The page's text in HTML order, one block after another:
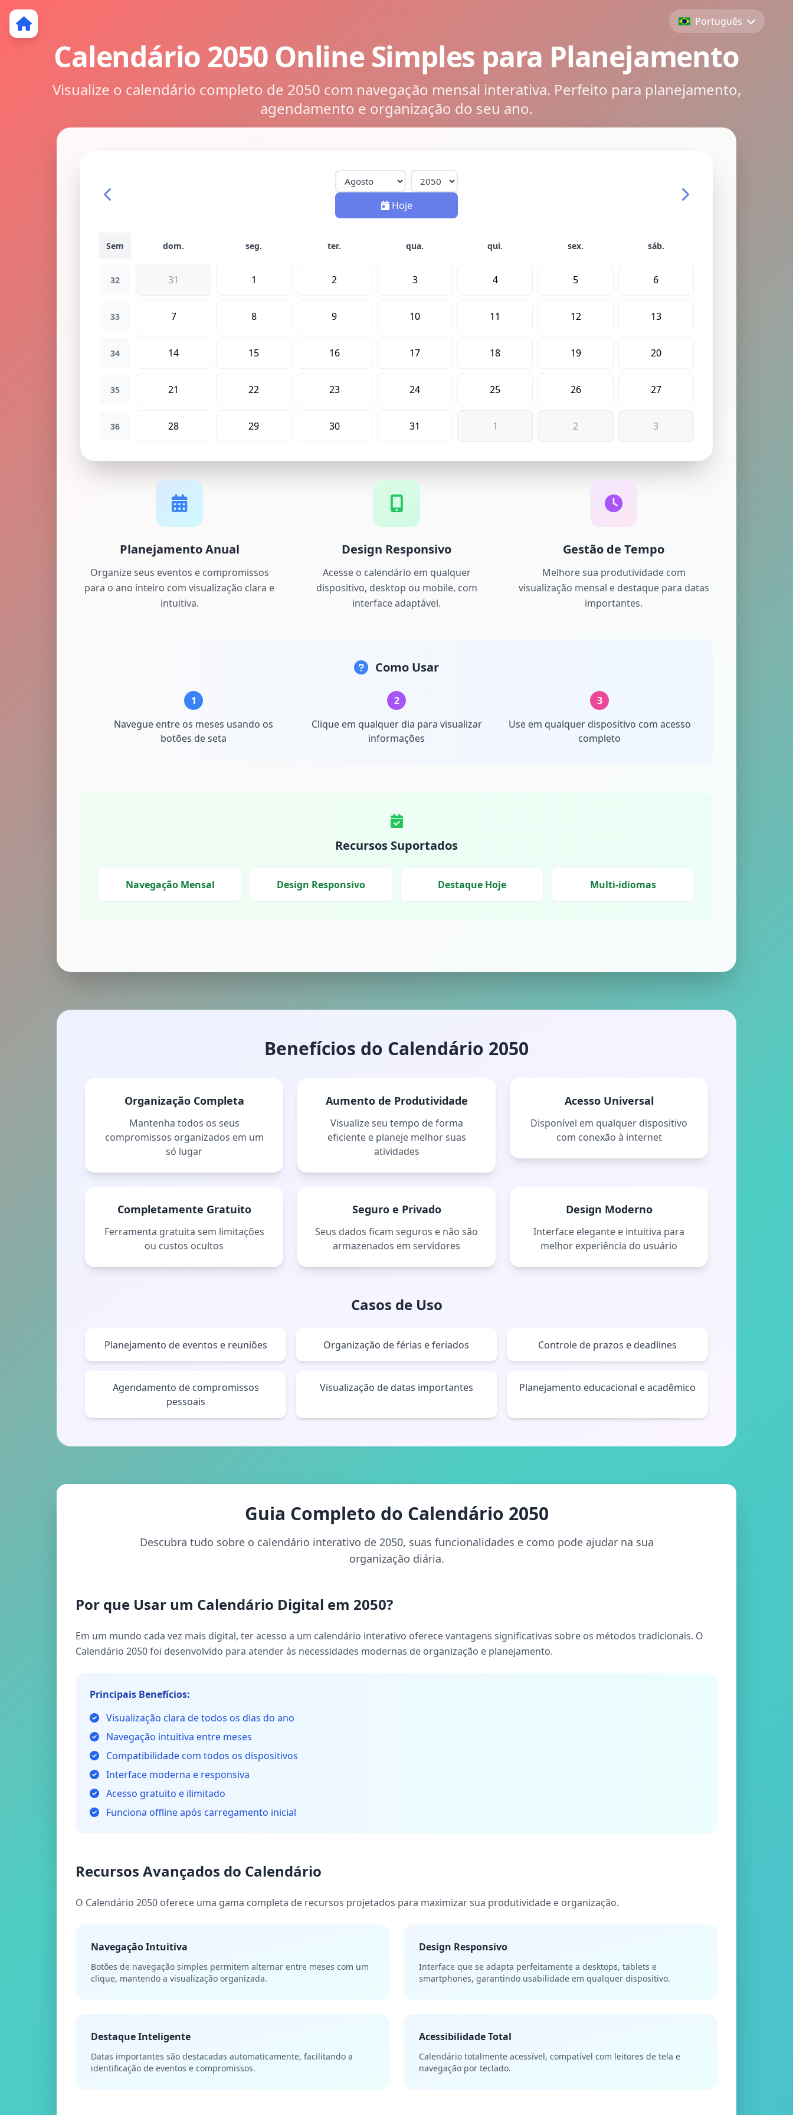
Português
Calendário 2050 Online Simples para Planejamento
Visualize o calendário completo de 2050 com navegação mensal interativa. Perfeito para planejamento,
agendamento e organização do seu ano.
Hoje
Sem
32 31 1 2 3 4 5 6
33 7 8 9 10 11 12 13
34 14 15 16 17 18 19 20
35 21 22 23 24 25 26 27
36 28 29 30 31 1 2 3
Planejamento Anual
Organize seus eventos e compromissos
para o ano inteiro com visualização clara e
intuitiva.
Design Responsivo
Acesse o calendário em qualquer
dispositivo, desktop ou mobile, com
interface adaptável.
Gestão de Tempo
Melhore sua produtividade com
visualização mensal e destaque para datas
importantes.
Como Usar
1
Navegue entre os meses usando os
botões de seta
2
Clique em qualquer dia para visualizar
informações
3
Use em qualquer dispositivo com acesso
completo
Recursos Suportados
Navegação Mensal Design Responsivo Destaque Hoje Multi-idiomas
Benefícios do Calendário 2050
Organização Completa
Mantenha todos os seus
compromissos organizados em um
só lugar
Aumento de Produtividade
Visualize seu tempo de forma
eficiente e planeje melhor suas
atividades
Acesso Universal
Disponível em qualquer dispositivo
com conexão à internet
Completamente Gratuito
Ferramenta gratuita sem limitações
ou custos ocultos
Seguro e Privado
Seus dados ficam seguros e não são
armazenados em servidores
Design Moderno
Interface elegante e intuitiva para
melhor experiência do usuário
Casos de Uso
Planejamento de eventos e reuniões Organização de férias e feriados Controle de prazos e deadlines
Agendamento de compromissos
pessoais
Visualização de datas importantes Planejamento educacional e acadêmico
Guia Completo do Calendário 2050
Descubra tudo sobre o calendário interativo de 2050, suas funcionalidades e como pode ajudar na sua
organização diária.
Por que Usar um Calendário Digital em 2050?
Em um mundo cada vez mais digital, ter acesso a um calendário interativo oferece vantagens significativas sobre os métodos tradicionais. O
Calendário 2050 foi desenvolvido para atender às necessidades modernas de organização e planejamento.
Principais Benefícios:
Visualização clara de todos os dias do ano
Navegação intuitiva entre meses
Compatibilidade com todos os dispositivos
Interface moderna e responsiva
Acesso gratuito e ilimitado
Funciona offline após carregamento inicial
Recursos Avançados do Calendário
O Calendário 2050 oferece uma gama completa de recursos projetados para maximizar sua produtividade e organização.
Navegação Intuitiva
Botões de navegação simples permitem alternar entre meses com um
clique, mantendo a visualização organizada.
Design Responsivo
Interface que se adapta perfeitamente a desktops, tablets e
smartphones, garantindo usabilidade em qualquer dispositivo.
Destaque Inteligente
Datas importantes são destacadas automaticamente, facilitando a
identificação de eventos e compromissos.
Acessibilidade Total
Calendário totalmente acessível, compatível com leitores de tela e
navegação por teclado.